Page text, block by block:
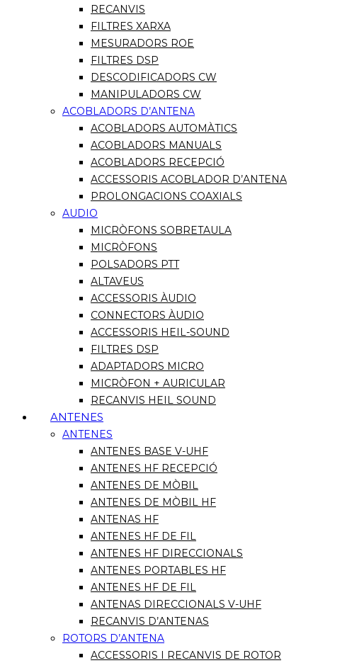
RECANVIS
FILTRES XARXA
MESURADORS ROE
FILTRES DSP
DESCODIFICADORS CW
MANIPULADORS CW
ACOBLADORS D’ANTENA
ACOBLADORS AUTOMÀTICS
ACOBLADORS MANUALS
ACOBLADORS RECEPCIÓ
ACCESSORIS ACOBLADOR D’ANTENA
PROLONGACIONS COAXIALS
AUDIO
MICRÒFONS SOBRETAULA
MICRÒFONS
POLSADORS PTT
ALTAVEUS
ACCESSORIS ÀUDIO
CONNECTORS ÀUDIO
ACCESSORIS HEIL-SOUND
FILTRES DSP
ADAPTADORS MICRO
MICRÒFON + AURICULAR
RECANVIS HEIL SOUND
ANTENES
ANTENES
ANTENES BASE V-UHF
ANTENES HF RECEPCIÓ
ANTENES DE MÒBIL
ANTENES DE MÒBIL HF
ANTENAS HF
ANTENES HF DE FIL
ANTENES HF DIRECCIONALS
ANTENES PORTABLES HF
ANTENES HF DE FIL
ANTENAS DIRECCIONALS V-UHF
RECANVIS D’ANTENAS
ROTORS D’ANTENA
ACCESSORIS I RECANVIS DE ROTOR